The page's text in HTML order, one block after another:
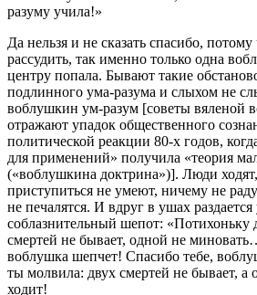
разуму учила!»
Да нельзя и не сказать спасибо,
рассудить, так именно только одна
центру попала. Бывают такие
подлинного ума-разума и слыхом не
воблушкин ум-разум [советы вяленой
отражают упадок общественного
политической реакции 80-х годов,
для применений» получила «теория
(«воблушкина доктрина»)]. Люди
приступиться не умеют, ничему не
не печалятся. И вдруг в ушах
соблазнительный шепот: «Потихоньку
смертей не бывает, одной не
воблушка шепчет! Спасибо тебе,
ты молвила: двух смертей не бывает, а
ходит!